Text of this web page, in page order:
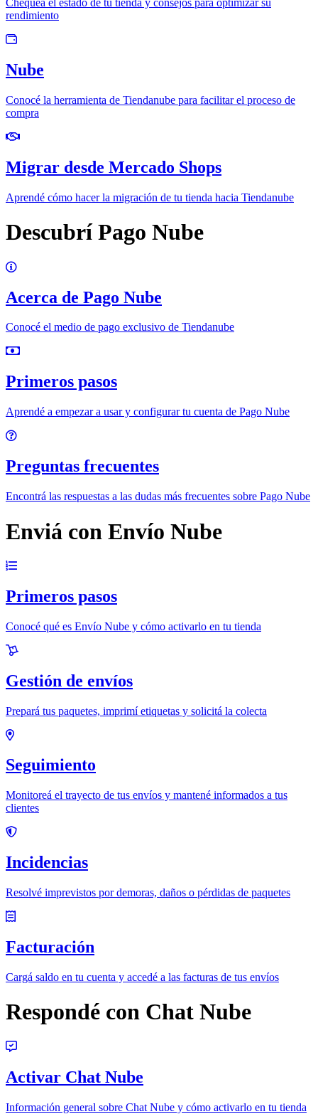
Chequeá el estado de tu tienda y consejos para optimizar su
rendimiento
Nube
Conocé la herramienta de Tiendanube para facilitar el proceso de
compra
Migrar desde Mercado Shops
Aprendé cómo hacer la migración de tu tienda hacia Tiendanube
Descubrí Pago Nube
Acerca de Pago Nube
Conocé el medio de pago exclusivo de Tiendanube
Primeros pasos
Aprendé a empezar a usar y configurar tu cuenta de Pago Nube
Preguntas frecuentes
Encontrá las respuestas a las dudas más frecuentes sobre Pago Nube
Enviá con Envío Nube
Primeros pasos
Conocé qué es Envío Nube y cómo activarlo en tu tienda
Gestión de envíos
Prepará tus paquetes, imprimí etiquetas y solicitá la colecta
Seguimiento
Monitoreá el trayecto de tus envíos y mantené informados a tus
clientes
Incidencias
Resolvé imprevistos por demoras, daños o pérdidas de paquetes
Facturación
Cargá saldo en tu cuenta y accedé a las facturas de tus envíos
Respondé con Chat Nube
Activar Chat Nube
Información general sobre Chat Nube y cómo activarlo en tu tienda